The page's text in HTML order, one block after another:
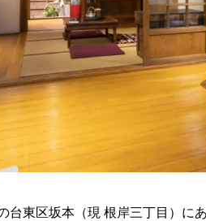
台東区坂本（現 根岸三丁目）に